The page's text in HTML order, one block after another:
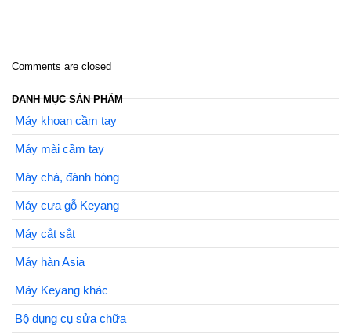
Comments are closed
DANH MỤC SẢN PHẨM
Máy khoan cầm tay
Máy mài cầm tay
Máy chà, đánh bóng
Máy cưa gỗ Keyang
Máy cắt sắt
Máy hàn Asia
Máy Keyang khác
Bộ dụng cụ sửa chữa